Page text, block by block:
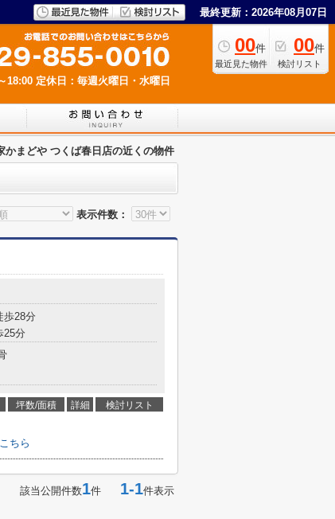
最終更新：2026年08月07日
00件
最近見た物件
00件
検討リスト
18:00 定休日：毎週火曜日・水曜日
かまどや つくば春日店の近くの物件
表示件数：
歩28分
25分
坪数/面積 詳細 検討リスト
ちら
該当公開件数1件 1-1件表示